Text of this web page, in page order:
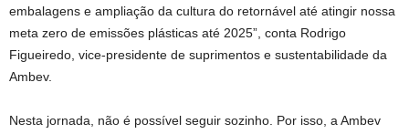
embalagens e ampliação da cultura do retornável até atingir nossa
meta zero de emissões plásticas até 2025”, conta Rodrigo
Figueiredo, vice-presidente de suprimentos e sustentabilidade da
Ambev.
Nesta jornada, não é possível seguir sozinho. Por isso, a Ambev